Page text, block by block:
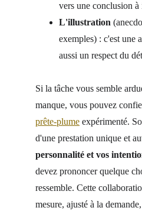
vers une conclusion à
L'illustration
exemples) : c'est une
aussi un respect du
Si la tâche vous semble
manque, vous pouvez
prête-plume expérimenté.
d'une prestation unique et
personnalité et vos
devez prononcer quelque
ressemble. Cette
mesure, ajusté à la